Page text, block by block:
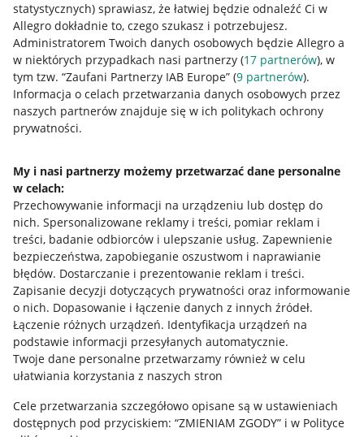
statystycznych) sprawiasz, że łatwiej będzie odnaleźć Ci w
Allegro dokładnie to, czego szukasz i potrzebujesz.
Administratorem Twoich danych osobowych będzie Allegro a
w niektórych przypadkach nasi partnerzy (17 partnerów), w
tym tzw. “Zaufani Partnerzy IAB Europe” (9 partnerów).
Informacja o celach przetwarzania danych osobowych przez
naszych partnerów znajduje się w ich politykach ochrony
prywatności.
My i nasi partnerzy możemy przetwarzać dane personalne
w celach:
Przechowywanie informacji na urządzeniu lub dostęp do
nich. Spersonalizowane reklamy i treści, pomiar reklam i
treści, badanie odbiorców i ulepszanie usług. Zapewnienie
bezpieczeństwa, zapobieganie oszustwom i naprawianie
błędów. Dostarczanie i prezentowanie reklam i treści.
Zapisanie decyzji dotyczących prywatności oraz informowanie
o nich. Dopasowanie i łączenie danych z innych źródeł.
Łączenie różnych urządzeń. Identyfikacja urządzeń na
podstawie informacji przesyłanych automatycznie.
Twoje dane personalne przetwarzamy również w celu
ułatwiania korzystania z naszych stron
Cele przetwarzania szczegółowo opisane są w ustawieniach
dostępnych pod przyciskiem: “ZMIENIAM ZGODY” i w Polityce
Przydatne informacje
Jak to działa
Napisz do nas
Allegro Gadane dla sprzedających
Allegro Gadane dla kupujących
Mapa miejscowości
Informacje prawne
Regulamin
Polityka plików "cookies"
Ustawienia plików "cookies"
Udostępnianie lokalizacji
Informacje dla Aktu o Usługach Cyfrowych